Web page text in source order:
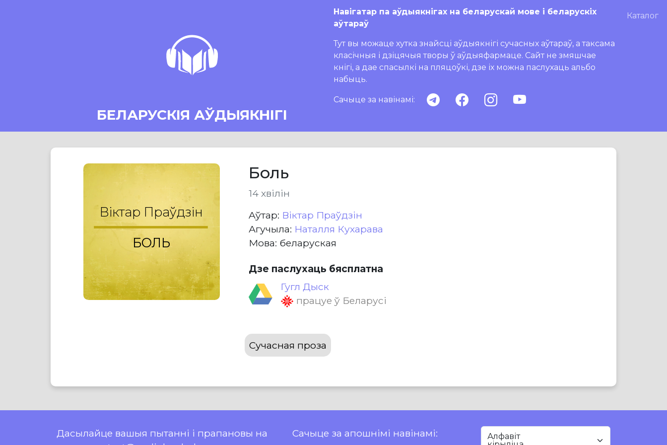
БЕЛАРУСКІЯ АЎДЫЯКНІГІ
Навігатар па аўдыякнігах на беларускай мове і беларускіх
аўтараў
Тут вы можаце хутка знайсці аўдыякнігі сучасных аўтараў, а таксама
класічныя і дзіцячыя творы ў аўдыяфармаце. Сайт не змяшчае
кнігі, а дае спасылкі на пляцоўкі, дзе іх можна паслухаць альбо
набыць.
Сачыце за навінамі:
Каталог
Віктар Праўдзін
БОЛЬ
Боль
14 хвілін
Aўтар: Віктар Праўдзін
Агучыла: Наталля Кухарава
Мова: беларуская
Дзе паслухаць бясплатна
Гугл Дыск
працуе ў Беларусі
Сучасная проза
Дасылайце вашыя пытанні і прапановы на
Сачыце за апошнімі навінамі: Алфавіт